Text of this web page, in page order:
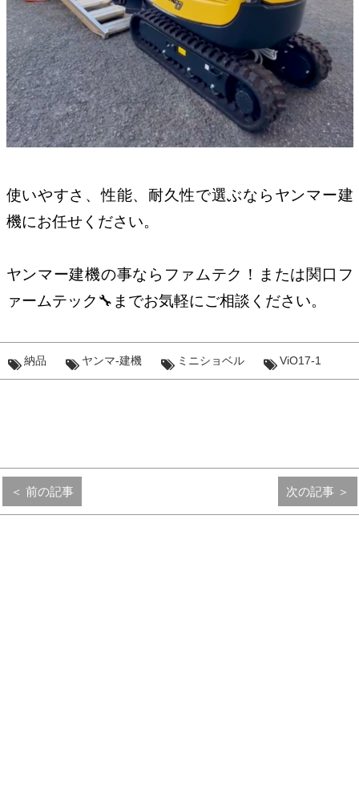
使いやすさ、性能、耐久性で選ぶならヤンマー建
機にお任せください。
ヤンマー建機の事ならファムテク！または関口フ
ァームテック🔧までお気軽にご相談ください。
納品 ヤンマ-建機 ミニショベル ViO17-1
＜ 前の記事 次の記事 ＞